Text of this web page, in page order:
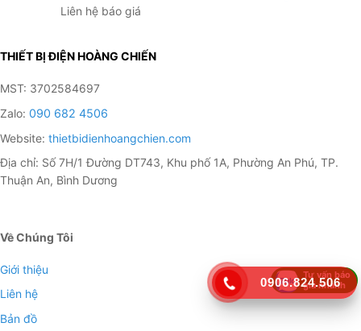
Liên hệ báo giá
THIẾT BỊ ĐIỆN HOÀNG CHIẾN
MST: 3702584697
Zalo: 090 682 4506
Website: thietbidienhoangchien.com
Địa chỉ: Số 7H/1 Đường DT743, Khu phố 1A, Phường An Phú, TP.
Thuận An, Bình Dương
Về Chúng Tôi
Giới thiệu
Liên hệ
Bản đồ
Tư vấn báo
giá nhanh
0906.824.506